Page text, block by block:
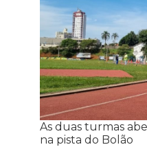
As duas turmas
na pista do Bolão